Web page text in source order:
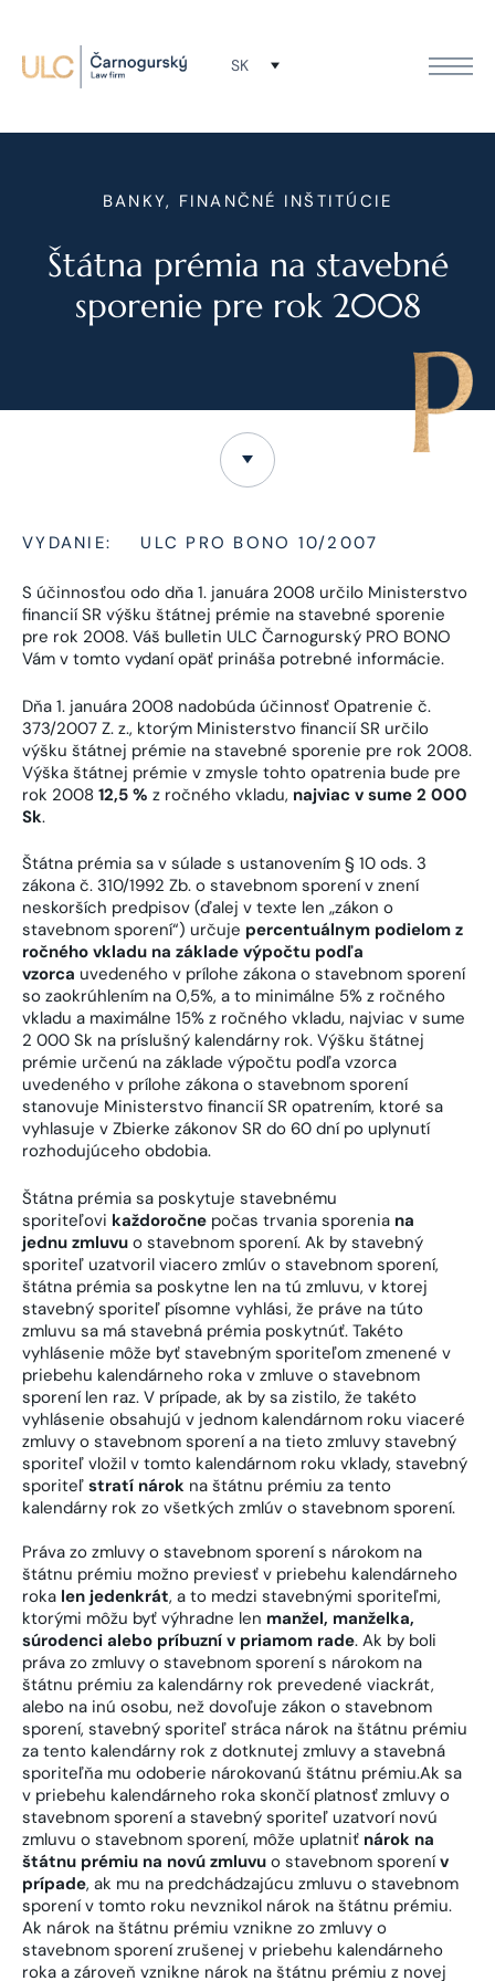
SK
BANKY, FINANČNÉ INŠTITÚCIE
Štátna prémia na stavebné
sporenie pre rok 2008
VYDANIE: ULC PRO BONO 10/2007
S účinnosťou odo dňa 1. januára 2008 určilo Ministerstvo
financií SR výšku štátnej prémie na stavebné sporenie
pre rok 2008. Váš bulletin ULC Čarnogurský PRO BONO
Vám v tomto vydaní opäť prináša potrebné informácie.
Dňa 1. januára 2008 nadobúda účinnosť Opatrenie č.
373/2007 Z. z., ktorým Ministerstvo financií SR určilo
výšku štátnej prémie na stavebné sporenie pre rok 2008.
Výška štátnej prémie v zmysle tohto opatrenia bude pre
rok 2008 12,5 % z ročného vkladu, najviac v sume 2 000
Sk.
Štátna prémia sa v súlade s ustanovením § 10 ods. 3
zákona č. 310/1992 Zb. o stavebnom sporení v znení
neskorších predpisov (ďalej v texte len „zákon o
stavebnom sporení“) určuje percentuálnym podielom z
ročného vkladu na základe výpočtu podľa
vzorca uvedeného v prílohe zákona o stavebnom sporení
so zaokrúhlením na 0,5%, a to minimálne 5% z ročného
vkladu a maximálne 15% z ročného vkladu, najviac v sume
2 000 Sk na príslušný kalendárny rok. Výšku štátnej
prémie určenú na základe výpočtu podľa vzorca
uvedeného v prílohe zákona o stavebnom sporení
stanovuje Ministerstvo financií SR opatrením, ktoré sa
vyhlasuje v Zbierke zákonov SR do 60 dní po uplynutí
rozhodujúceho obdobia.
Štátna prémia sa poskytuje stavebnému
sporiteľovi každoročne počas trvania sporenia na
jednu zmluvu o stavebnom sporení. Ak by stavebný
sporiteľ uzatvoril viacero zmlúv o stavebnom sporení,
štátna prémia sa poskytne len na tú zmluvu, v ktorej
stavebný sporiteľ písomne vyhlási, že práve na túto
zmluvu sa má stavebná prémia poskytnúť. Takéto
vyhlásenie môže byť stavebným sporiteľom zmenené v
priebehu kalendárneho roka v zmluve o stavebnom
sporení len raz. V prípade, ak by sa zistilo, že takéto
vyhlásenie obsahujú v jednom kalendárnom roku viaceré
zmluvy o stavebnom sporení a na tieto zmluvy stavebný
sporiteľ vložil v tomto kalendárnom roku vklady, stavebný
sporiteľ stratí nárok na štátnu prémiu za tento
kalendárny rok zo všetkých zmlúv o stavebnom sporení.
Práva zo zmluvy o stavebnom sporení s nárokom na
štátnu prémiu možno previesť v priebehu kalendárneho
roka len jedenkrát, a to medzi stavebnými sporiteľmi,
ktorými môžu byť výhradne len manžel, manželka,
súrodenci alebo príbuzní v priamom rade. Ak by boli
práva zo zmluvy o stavebnom sporení s nárokom na
štátnu prémiu za kalendárny rok prevedené viackrát,
alebo na inú osobu, než dovoľuje zákon o stavebnom
sporení, stavebný sporiteľ stráca nárok na štátnu prémiu
za tento kalendárny rok z dotknutej zmluvy a stavebná
sporiteľňa mu odoberie nárokovanú štátnu prémiu.Ak sa
v priebehu kalendárneho roka skončí platnosť zmluvy o
stavebnom sporení a stavebný sporiteľ uzatvorí novú
zmluvu o stavebnom sporení, môže uplatniť nárok na
štátnu prémiu na novú zmluvu o stavebnom sporenív
prípade, ak mu na predchádzajúcu zmluvu o stavebnom
sporení v tomto roku nevznikol nárok na štátnu prémiu.
Ak nárok na štátnu prémiu vznikne zo zmluvy o
stavebnom sporení zrušenej v priebehu kalendárneho
roka a zároveň vznikne nárok na štátnu prémiu z novej